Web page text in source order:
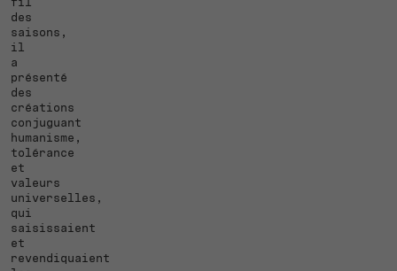
des
saisons,
il
a
présenté
des
créations
conjuguant
humanisme,
tolérance
et
valeurs
universelles,
qui
saisissaient
et
revendiquaient